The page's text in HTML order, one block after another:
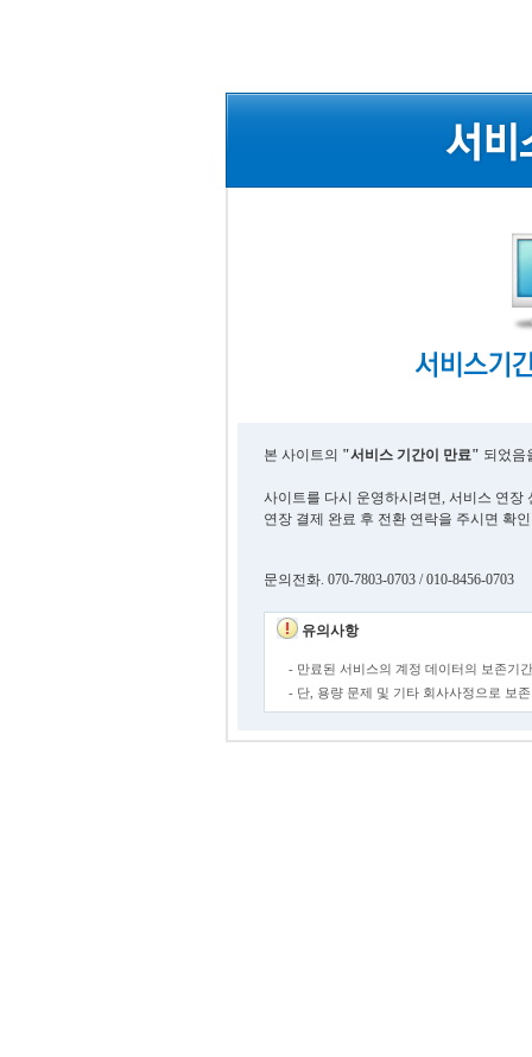
본 사이트의 "서비스 기간이 만료" 되었음
사이트를 다시 운영하시려면, 서비스 연장
연장 결제 완료 후 전환 연락을 주시면 확
문의전화. 070-7803-0703 / 010-8456-0703
유의사항
- 만료된 서비스의 계정 데이터의 보존기
- 단, 용량 문제 및 기타 회사사정으로 보